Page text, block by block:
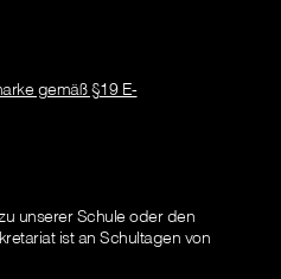
gemäß §19 E-
unserer Schule oder den
ist an Schultagen von